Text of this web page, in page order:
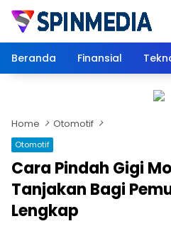
Skip
content
Beranda
Finansial
Home Otomotif
Otomotif
Cara Pindah Gigi
Tanjakan Bagi
Lengkap